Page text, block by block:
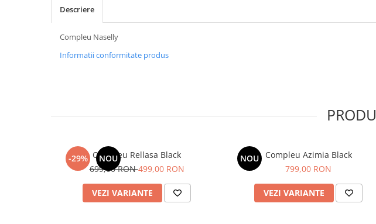
Descriere
Compleu Naselly
Informatii conformitate produs
-29% NOU
Compleu Rellasa Black
699,00 RON499,00 RON
VEZI VARIANTE
NOU
Compleu Azimia Black
799,00 RON
VEZI VARIANTE